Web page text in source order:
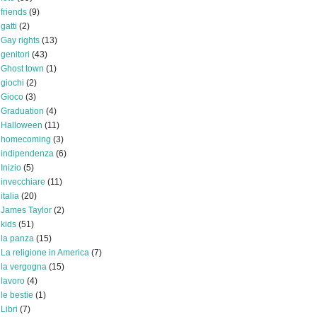
friends (9)
gatti (2)
Gay rights (13)
genitori (43)
Ghost town (1)
giochi (2)
Gioco (3)
Graduation (4)
Halloween (11)
homecoming (3)
indipendenza (6)
Inizio (5)
invecchiare (11)
italia (20)
James Taylor (2)
kids (51)
la panza (15)
La religione in America (7)
la vergogna (15)
lavoro (4)
le bestie (1)
Libri (7)